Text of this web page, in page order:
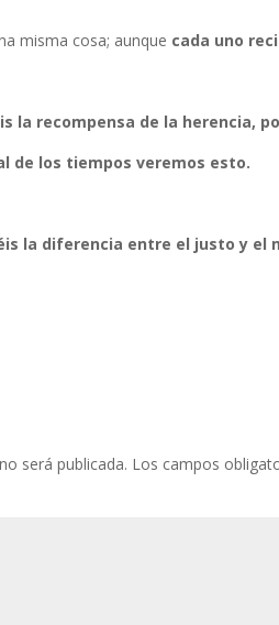
misma cosa; aunque cada uno
la recompensa de la herencia,
de los tiempos veremos esto.
la diferencia entre el justo y el
será publicada. Los campos